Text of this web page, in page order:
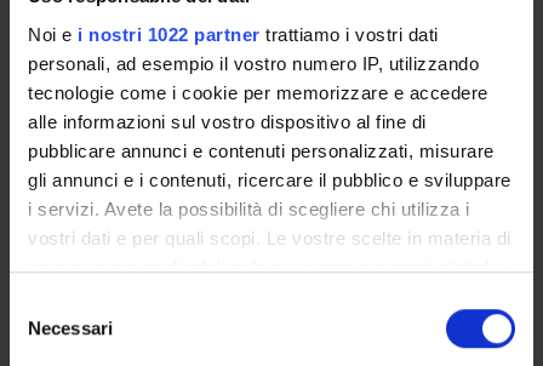
Noi e i nostri 1022 partner trattiamo i vostri dati
personali, ad esempio il vostro numero IP, utilizzando
tecnologie come i cookie per memorizzare e accedere
alle informazioni sul vostro dispositivo al fine di
pubblicare annunci e contenuti personalizzati, misurare
gli annunci e i contenuti, ricercare il pubblico e sviluppare
i servizi. Avete la possibilità di scegliere chi utilizza i
vostri dati e per quali scopi. Le vostre scelte in materia di
privacy sono applicabili solo su questa proprietà digitale
modificare o revocare il proprio consenso in qualsiasi
momento dalla Dichiarazione sui cookie o facendo clic
delNecessari
16 17 18 19 20 21
23 24 25 26 27 28 29
5